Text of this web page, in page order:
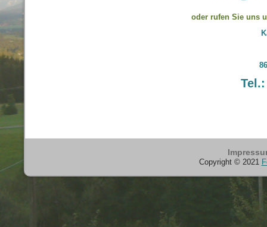
oder rufen Sie uns
Copyright © 2021